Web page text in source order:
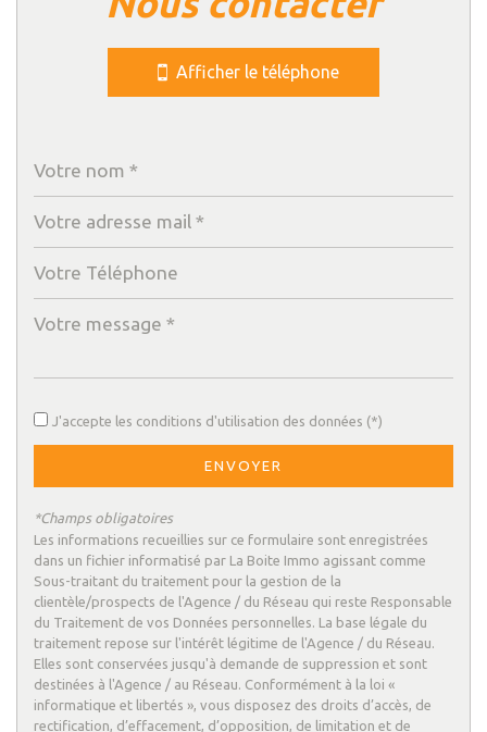
École primaire
Enseignement supérieur
Bibliothèque
Mairie
statistiques
Nombre d'habitants
Propriétaires (vs. locataires)
39,95 %
Taxe habitation
21,23 %
Taxe foncière
29,43 %
Afficher le téléphone
J'accepte les conditions d'utilisation des données (*)
ENVOYER
*Champs obligatoires
Les informations recueillies sur ce formulaire sont enregistrées
dans un fichier informatisé par La Boite Immo agissant comme
Sous-traitant du traitement pour la gestion de la
clientèle/prospects de l'Agence / du Réseau qui reste Responsable
du Traitement de vos Données personnelles. La base légale du
traitement repose sur l'intérêt légitime de l'Agence / du Réseau.
Elles sont conservées jusqu'à demande de suppression et sont
destinées à l'Agence / au Réseau. Conformément à la loi «
informatique et libertés », vous disposez des droits d’accès, de
rectification, d’effacement, d’opposition, de limitation et de